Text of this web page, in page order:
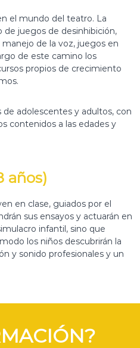
el mundo del teatro. La
juegos de desinhibición,
manejo de la voz, juegos en
de este camino los
propios de crecimiento
adolescentes y adultos, con
contenidos a las edades y
años)
en clase, guiados por el
sus ensayos y actuarán en
infantil, sino que
los niños descubrirán la
y sonido profesionales y un